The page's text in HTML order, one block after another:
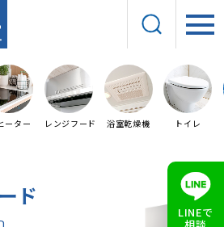
ーター レンジフード 浴室乾燥機 トイレ
ド
LINEで